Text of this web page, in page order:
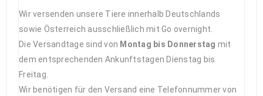
Wir versenden unsere Tiere innerhalb Deutschlands
sowie Österreich ausschließlich mit Go overnight.
Die Versandtage sind von Montag bis Donnerstag mit
dem entsprechenden Ankunftstagen Dienstag bis
Freitag.
Wir benötigen für den Versand eine Telefonnummer von